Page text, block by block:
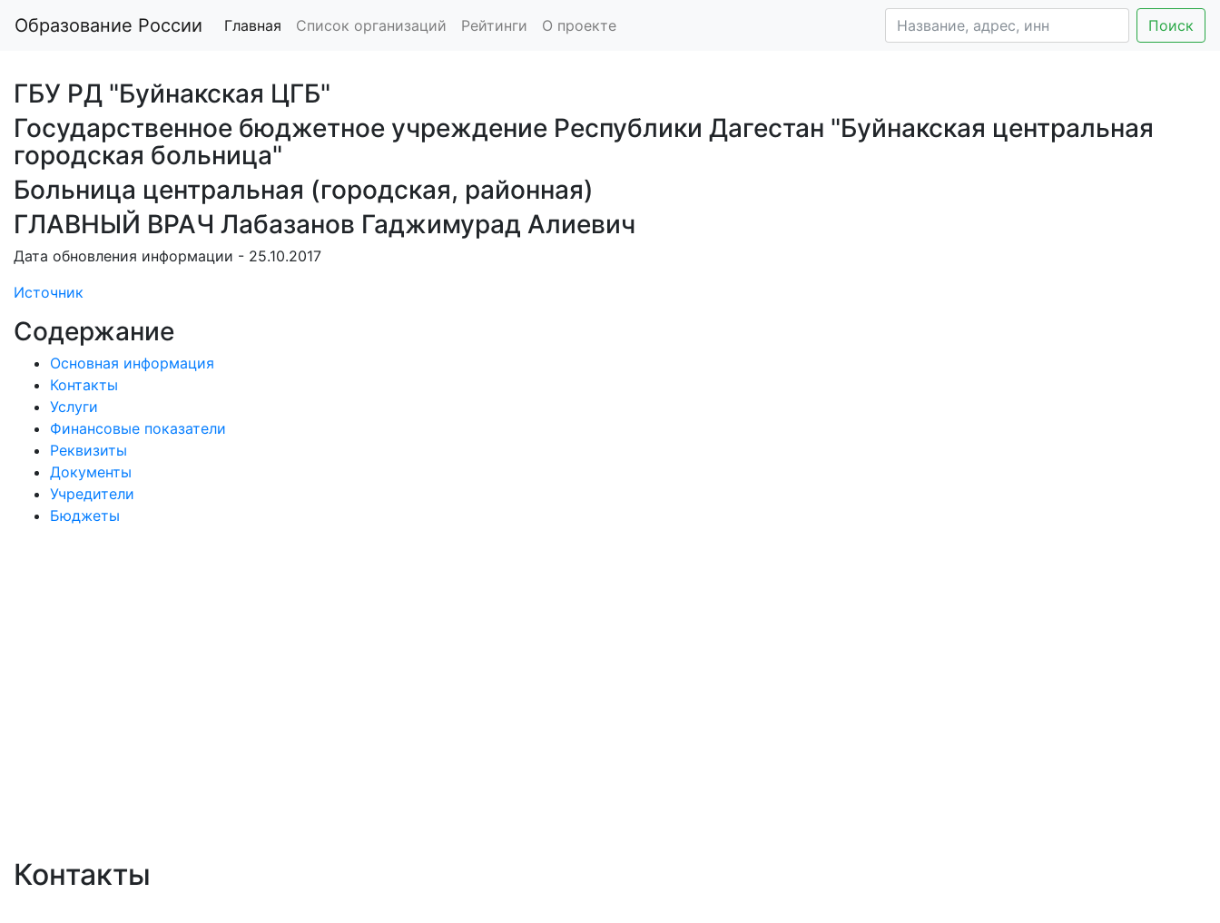
Образование России Главная Список организаций Рейтинги О проекте Поиск
ГБУ РД "Буйнакская ЦГБ"
Государственное бюджетное учреждение Республики Дагестан "Буйнакская центральная
городская больница"
Больница центральная (городская, районная)
ГЛАВНЫЙ ВРАЧ Лабазанов Гаджимурад Алиевич
Дата обновления информации - 25.10.2017
Источник
Содержание
Основная информация
Контакты
Услуги
Финансовые показатели
Реквизиты
Документы
Учредители
Бюджеты
Контакты